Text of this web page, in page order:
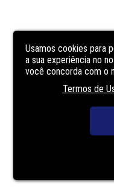
Usamos cookies para
a sua experiência no
você concorda com o
Termos de